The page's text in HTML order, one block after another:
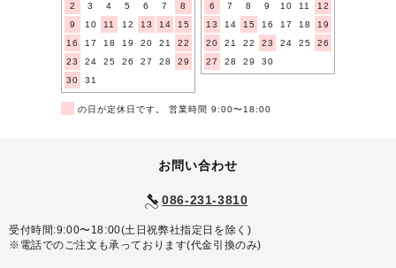
2
3 4 5 6 7
8
9
10 11 12 13 14
15
16
17 18 19 20 21
22
23
24 25 26 27 28
29
30
31
6
7 8 9 10 11
12
13
14 15 16 17 18
19
20
21 22 23 24 25
26
27
28 29 30
の日が定休日です。 営業時間 9:00〜18:00
お問い合わせ
086-231-3810
受付時間:9:00〜18:00(土日祝弊社指定日を除く)
※電話でのご注文も承っております(代金引換のみ)